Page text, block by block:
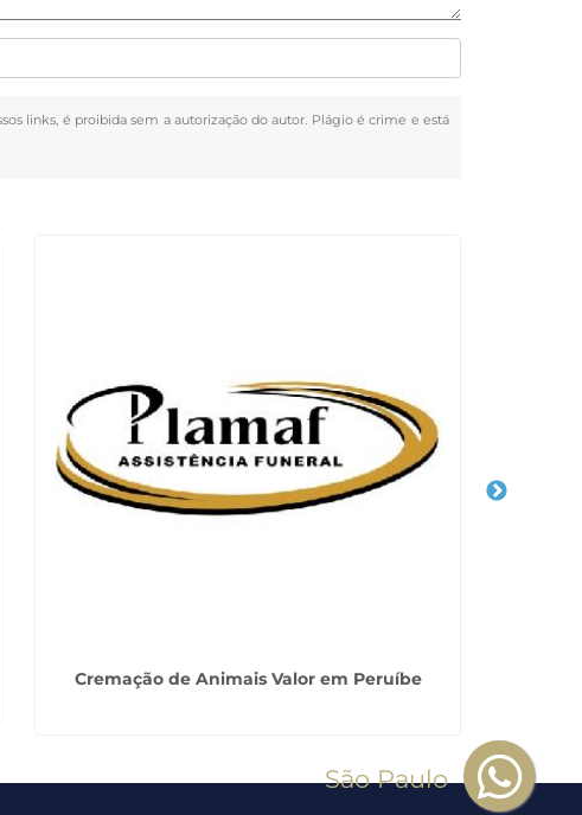
links, é proibida sem a autorização do autor. Plágio é crime e está
Cremação de Animais Valor em Peruíbe